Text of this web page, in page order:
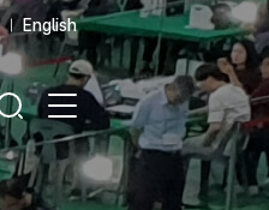
English